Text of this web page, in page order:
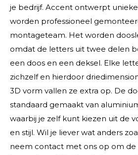
je bedrijf. Accent ontwerpt
worden professioneel
montageteam. Het worden
omdat de letters uit twee delen
een doos en een deksel. Elke
zichzelf en hierdoor
3D vorm vallen ze extra op. De
standaard gemaakt van
waarbij je zelf kunt kiezen uit de
en stijl. Wil je liever wat anders
neem contact met ons op om